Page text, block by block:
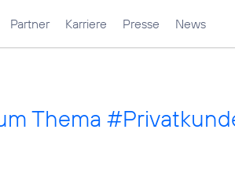
Partner Karriere Presse News
Thema